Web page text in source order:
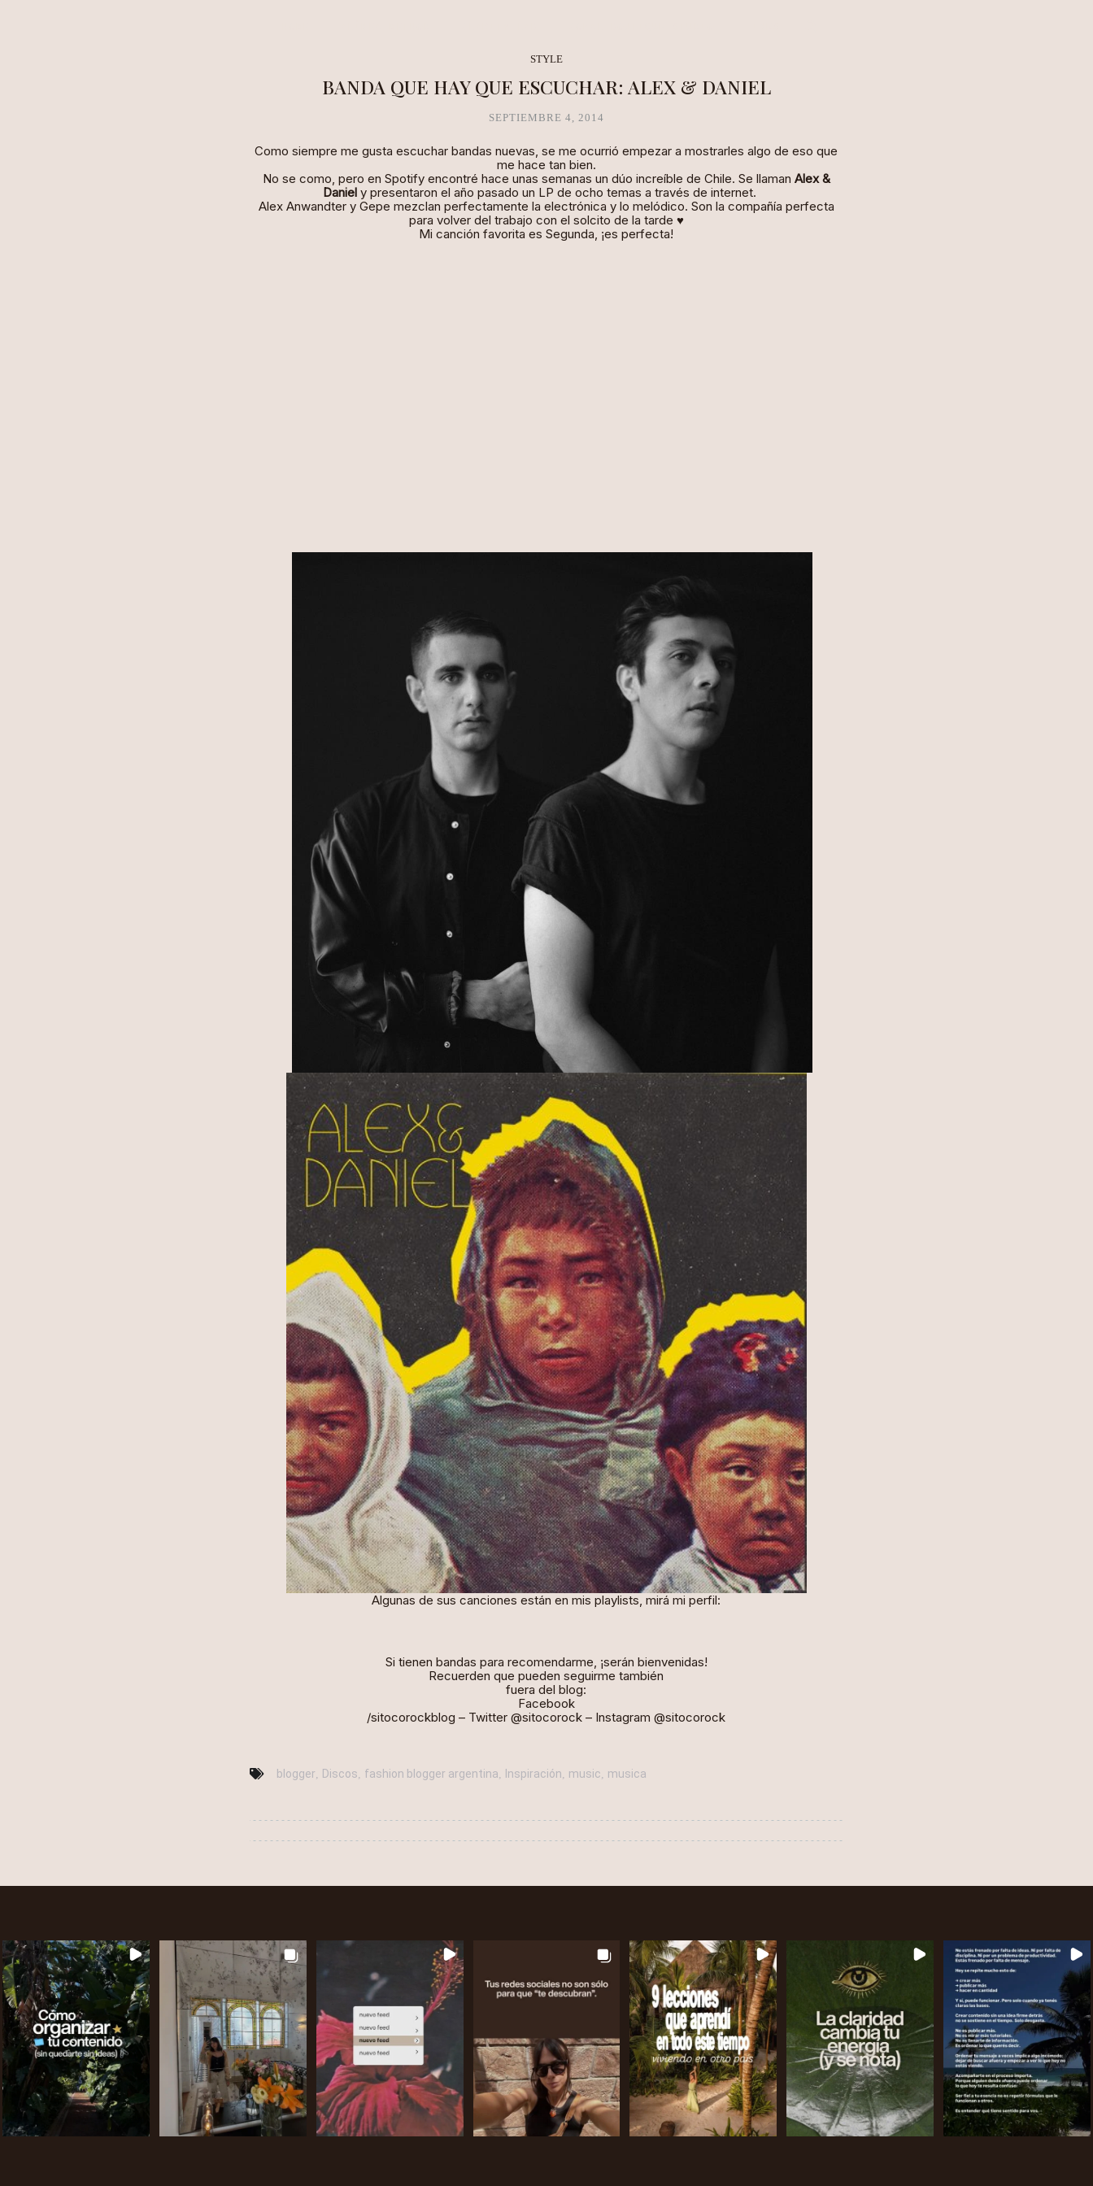
STYLE
BANDA QUE HAY QUE ESCUCHAR: ALEX & DANIEL
SEPTIEMBRE 4, 2014
Como siempre me gusta escuchar bandas nuevas, se me ocurrió empezar a mostrarles algo de eso que
me hace tan bien.
No se como, pero en Spotify encontré hace unas semanas un dúo increíble de Chile. Se llaman Alex &
Daniel y presentaron el año pasado un LP de ocho temas a través de internet.
Alex Anwandter y Gepe mezclan perfectamente la electrónica y lo melódico. Son la compañía perfecta
para volver del trabajo con el solcito de la tarde ♥
Mi canción favorita es Segunda, ¡es perfecta!
Algunas de sus canciones están en mis playlists, mirá mi perfil:
Si tienen bandas para recomendarme, ¡serán bienvenidas!
Recuerden que pueden seguirme también
fuera del blog:
Facebook
/sitocorockblog – Twitter @sitocorock – Instagram @sitocorock
blogger, Discos, fashion blogger argentina, Inspiración, music, musica